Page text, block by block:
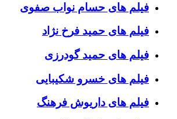
فیلم های حسام نواب صفوی
فیلم های حمید فرخ نژاد
فیلم های حمید گودرزی
فیلم های خسرو شکیبایی
فیلم های داریوش فرهنگ